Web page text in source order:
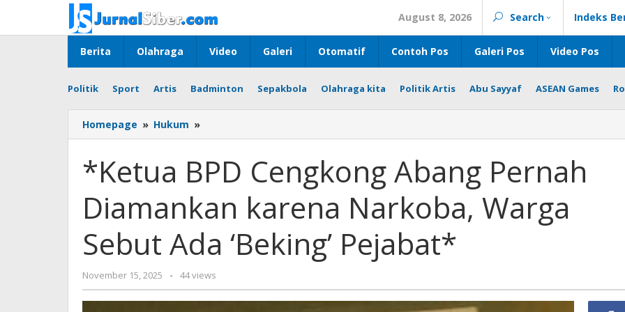
content
August 8, 2026 Search Indeks
Berita Olahraga Video Galeri Otomatif Contoh Pos Galeri Pos Video Pos
Politik Sport Artis Badminton Sepakbola Olahraga kita Politik Artis Abu Sayyaf ASEAN Games
Homepage » Hukum »
BPD
Abang
Pernah
Diamankan
karena
Warga
Sebut
Pejabat*
*Ketua BPD Cengkong Abang Pernah
Diamankan karena Narkoba, Warga
Sebut Ada ‘Beking’ Pejabat*
November 15, 2025
by
yopi
herwindo
- 44 views